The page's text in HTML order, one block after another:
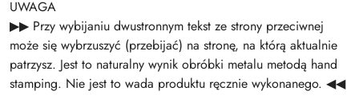
UWAGA
▶▶ Przy wybijaniu dwustronnym tekst ze strony przeciwnej
może się wybrzuszyć (przebijać) na stronę, na którą aktualnie
patrzysz. Jest to naturalny wynik obróbki metalu metodą hand
stamping. Nie jest to wada produktu ręcznie wykonanego. ◀◀